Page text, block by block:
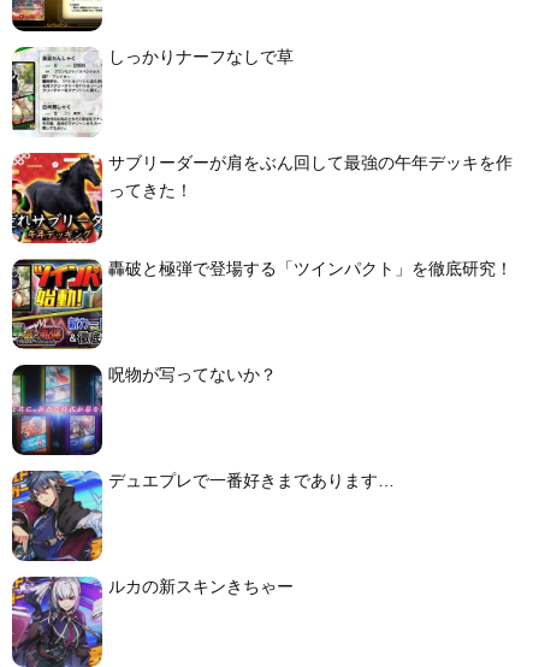
しっかりナーフなしで草
サブリーダーが肩をぶん回して最強の午年デッキを作
ってきた！
轟破と極弾で登場する「ツインパクト」を徹底研究！
呪物が写ってないか？
デュエプレで一番好きまであります…
ルカの新スキンきちゃー